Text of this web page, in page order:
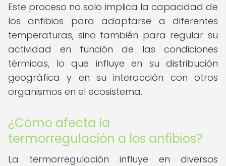
Este proceso no solo implica la capacidad de
los anfibios para adaptarse a diferentes
temperaturas, sino también para regular su
actividad en función de las condiciones
térmicas, lo que influye en su distribución
geográfica y en su interacción con otros
organismos en el ecosistema.
¿Cómo afecta la
termorregulación a los anfibios?
La termorregulación influye en diversos